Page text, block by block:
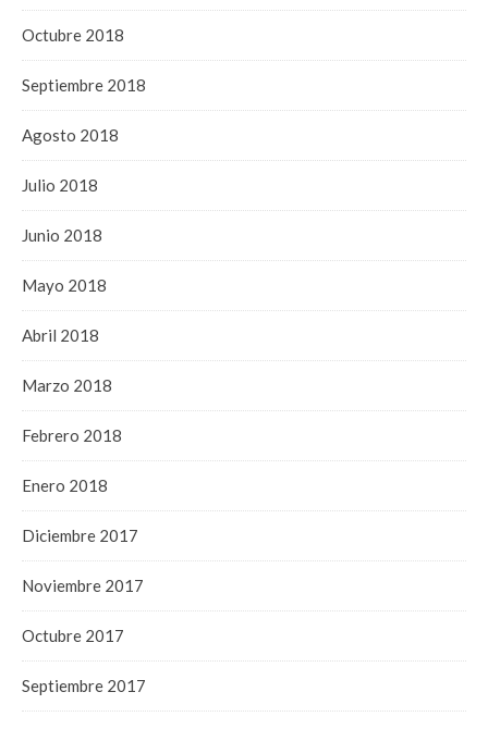
Octubre 2018
Septiembre 2018
Agosto 2018
Julio 2018
Junio 2018
Mayo 2018
Abril 2018
Marzo 2018
Febrero 2018
Enero 2018
Diciembre 2017
Noviembre 2017
Octubre 2017
Septiembre 2017